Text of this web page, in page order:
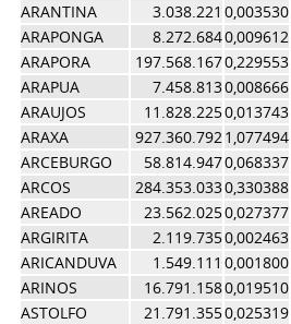
ARANTINA
3.038.221 0,003530
ARAPONGA
8.272.6840,009612
ARAPORA
197.568.1670,229553
ARAPUA
7.458.8130,008666
ARAUJOS
11.828.2250,013743
ARAXA
927.360.7921,077494
ARCEBURGO
58.814.9470,068337
ARCOS
284.353.0330,330388
AREADO
23.562.0250,027377
ARGIRITA
2.119.7350,002463
ARICANDUVA
1.549.111 0,001800
ARINOS
16.791.1580,019510
ASTOLFO
21.791.3550,025319